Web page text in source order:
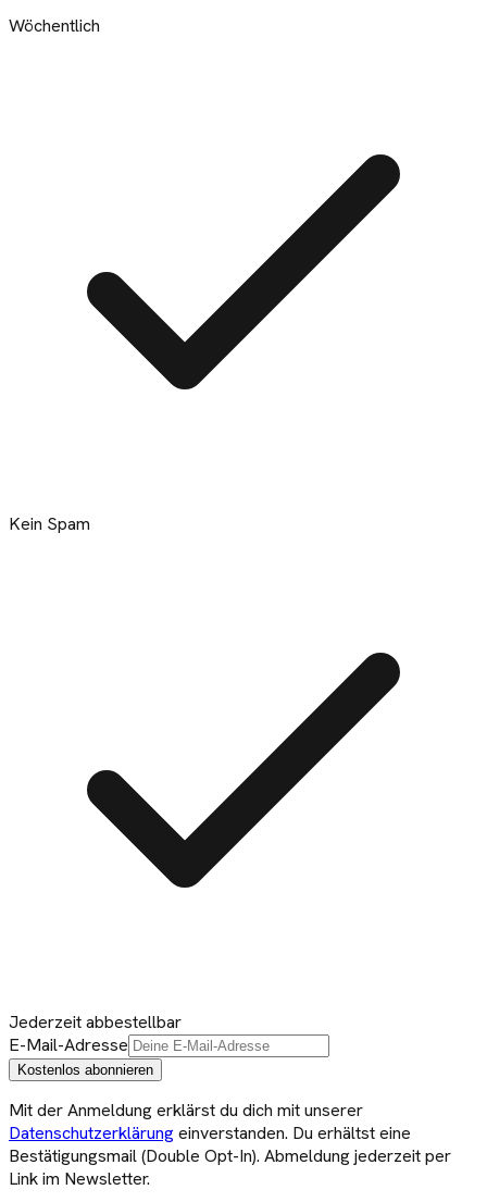
Wöchentlich
Kein Spam
Jederzeit abbestellbar
E-Mail-Adresse
Kostenlos abonnieren
Mit der Anmeldung erklärst du dich mit unserer
Datenschutzerklärungeinverstanden. Du erhältst eine
Bestätigungsmail (Double Opt-In). Abmeldung jederzeit per
Link im Newsletter.